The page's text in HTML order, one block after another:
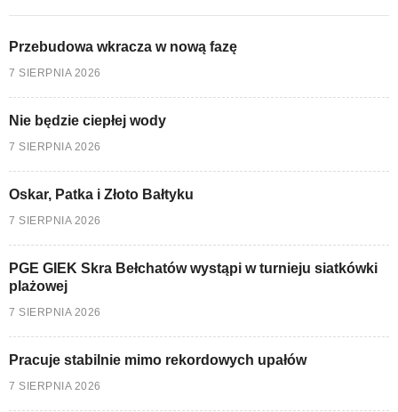
Przebudowa wkracza w nową fazę
7 SIERPNIA 2026
Nie będzie ciepłej wody
7 SIERPNIA 2026
Oskar, Patka i Złoto Bałtyku
7 SIERPNIA 2026
PGE GIEK Skra Bełchatów wystąpi w turnieju siatkówki
plażowej
7 SIERPNIA 2026
Pracuje stabilnie mimo rekordowych upałów
7 SIERPNIA 2026